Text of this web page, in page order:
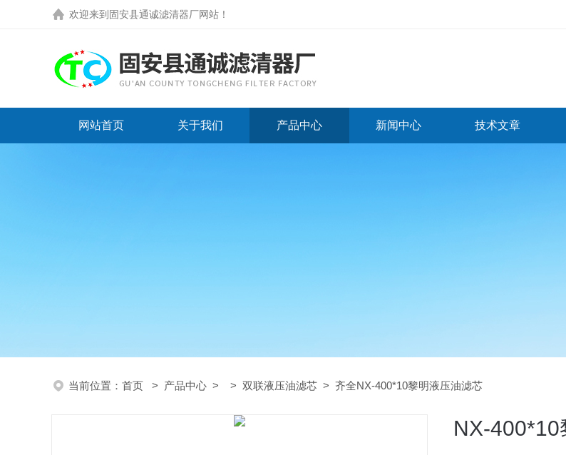
欢迎来到 固安县通诚滤清器厂网站 ！
网站首页 关于我们 产品中心 新闻中心 技术文章
当前位置： 首页 > 产品中心 > > 双联液压油滤芯 > 齐全NX-400*10黎明液压油滤芯
NX-400*10